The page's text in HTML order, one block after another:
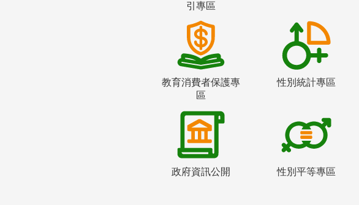
引專區
教育消費者保護專
區
性別統計專區
政府資訊公開 性別平等專區